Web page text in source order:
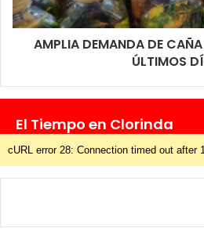
AMPLIA DEMANDA DE
ÚLTIMOS
El Tiempo en Clorinda
cURL error 28: Connection timed out after